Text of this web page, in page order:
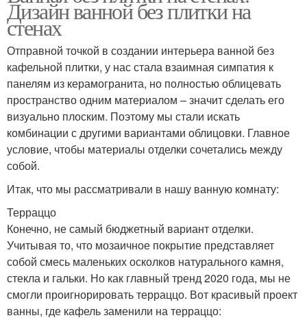
Дизайн ванной без плитки на
стенах
Отправной точкой в создании интерьера ванной без
кафельной плитки, у нас стала взаимная симпатия к
панелям из керамогранита, но полностью облицевать
пространство одним материалом – значит сделать его
визуально плоским. Поэтому мы стали искать
комбинации с другими вариантами облицовки. Главное
условие, чтобы материалы отделки сочетались между
собой.
Итак, что мы рассматривали в нашу ванную комнату:
Терраццо
Конечно, не самый бюджетный вариант отделки.
Учитывая то, что мозаичное покрытие представляет
собой смесь маленьких осколков натурального камня,
стекла и гальки. Но как главный тренд 2020 года, мы не
смогли проигнорировать терраццо. Вот красивый проект
ванны, где кафель заменили на терраццо: